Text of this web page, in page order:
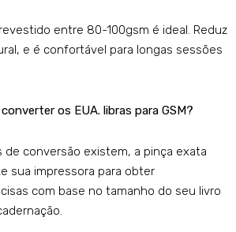
entre 80-100gsm é ideal. Reduz
e é confortável para longas sessões
os EUA. libras para GSM?
de conversão existem, a pinça exata
sua impressora para obter
com base no tamanho do seu livro